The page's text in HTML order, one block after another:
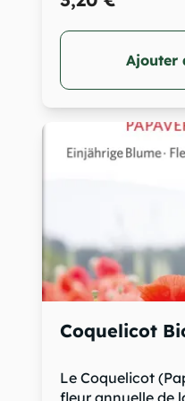
Ajouter
Coquelicot
Le Coquelicot
fleur annuelle de